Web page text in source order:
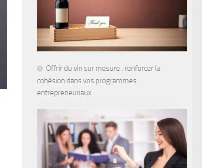
Offrir du vin sur mesure : renforcer la
cohésion dans vos programmes
entrepreneuriaux